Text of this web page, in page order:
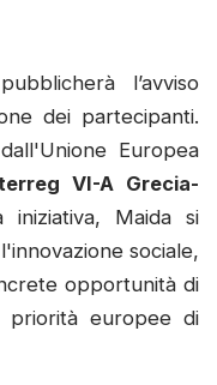
l’avviso
dei partecipanti.
Europea
VI-A Grecia-
iniziativa, Maida si
sociale,
opportunità di
priorità europee di